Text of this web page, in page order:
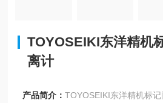
TOYOSEIKI东洋精机
离计
产品简介：TOYOSEIKI东洋精机标